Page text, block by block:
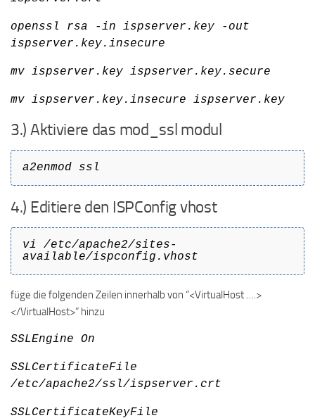
openssl rsa -in ispserver.key -out
ispserver.key.insecure
mv ispserver.key ispserver.key.secure
mv ispserver.key.insecure ispserver.key
3.) Aktiviere das mod_ssl modul
a2enmod ssl
4.) Editiere den ISPConfig vhost
vi /etc/apache2/sites-
available/ispconfig.vhost
füge die folgenden Zeilen innerhalb von “<VirtualHost ….>
</VirtualHost>” hinzu
SSLEngine On
SSLCertificateFile
/etc/apache2/ssl/ispserver.crt
SSLCertificateKeyFile